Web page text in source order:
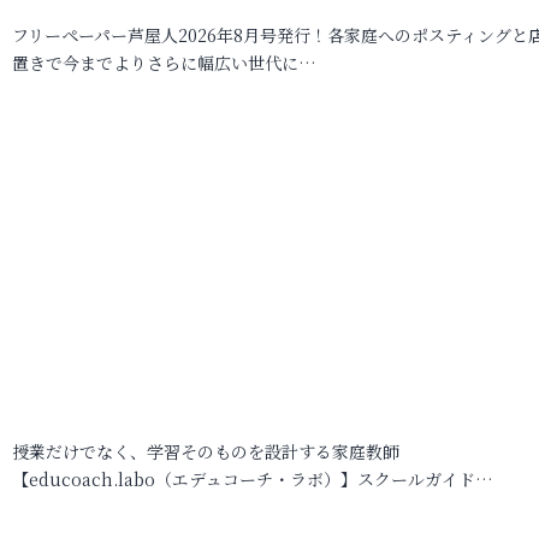
フリーペーパー芦屋人2026年8月号発行！各家庭へのポスティングと
置きで今までよりさらに幅広い世代に…
授業だけでなく、学習そのものを設計する家庭教師
【educoach.labo（エデュコーチ・ラボ）】スクールガイド…